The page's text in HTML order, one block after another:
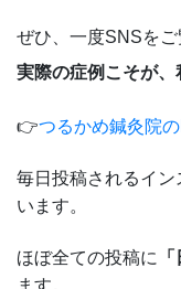
ぜひ、一度SNSをご
実際の症例こそが、
👉つるかめ鍼灸院
毎日投稿されるイ
います。
ほぼ全ての投稿に